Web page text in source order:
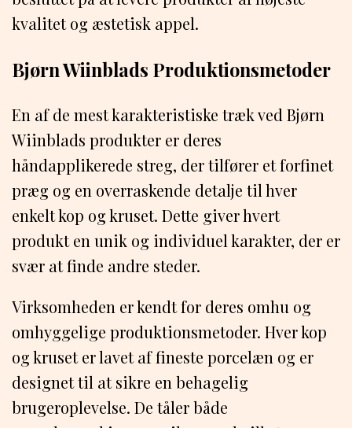
kvalitet og æstetisk appel.
Bjørn Wiinblads Produktionsmetoder
En af de mest karakteristiske træk ved Bjørn
Wiinblads produkter er deres
håndapplikerede streg, der tilfører et forfinet
præg og en overraskende detalje til hver
enkelt kop og kruset. Dette giver hvert
produkt en unik og individuel karakter, der er
svær at finde andre steder.
Virksomheden er kendt for deres omhu og
omhyggelige produktionsmetoder. Hver kop
og kruset er lavet af fineste porcelæn og er
designet til at sikre en behagelig
brugeroplevelse. De tåler både